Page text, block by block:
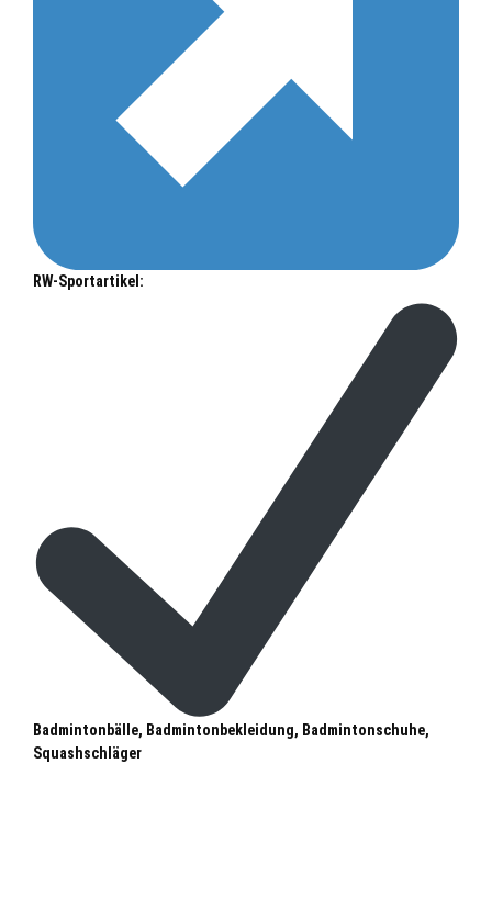
RW-Sportartikel:
Badmintonbälle, Badmintonbekleidung, Badmintonschuhe,
Squashschläger